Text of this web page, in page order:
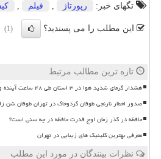
تگهای خبر:
رپورتاژ فیلم
این مطلب را می پسندید؟ (1)
تازه ترین مطالب مرتبط
هشدار گرمای شدید هوا در ۳ استان طی ۴۸ ساعت آینده وقوع بارندگی های موسمی
صدور اخطار نارنجی طوفان گردوخاک در تهران طوفان شن زابل تا ۵
حافظه در گذر زمان اوج قدرت حافظه در چه سنی است؟
معرفی بهترین کلینیک های زیبایی در تهران
نظرات بینندگان در مورد این مطلب